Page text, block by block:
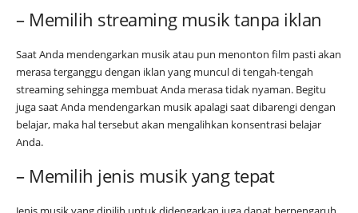
– Memilih streaming musik tanpa iklan
Saat Anda mendengarkan musik atau pun menonton film pasti akan
merasa terganggu dengan iklan yang muncul di tengah-tengah
streaming sehingga membuat Anda merasa tidak nyaman. Begitu
juga saat Anda mendengarkan musik apalagi saat dibarengi dengan
belajar, maka hal tersebut akan mengalihkan konsentrasi belajar
Anda.
– Memilih jenis musik yang tepat